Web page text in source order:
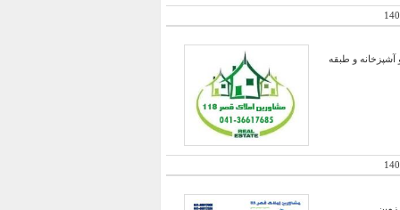
زیر زمین به متراژ 15 متر عنوان انباری و آشپزخانه و طبقه